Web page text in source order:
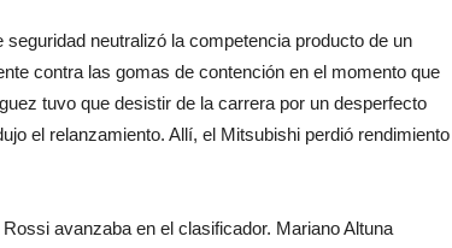
neutralizó la competencia producto de un
contra las gomas de contención en el momento que
tuvo que desistir de la carrera por un desperfecto
el relanzamiento. Allí, el Mitsubishi perdió rendimiento
avanzaba en el clasificador. Mariano Altuna